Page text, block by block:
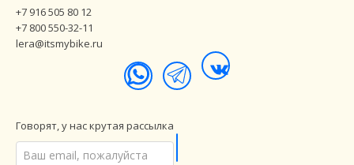
+7 916 505 80 12
+7 800 550-32-11
lera@itsmybike.ru
Говорят, у нас крутая рассылка